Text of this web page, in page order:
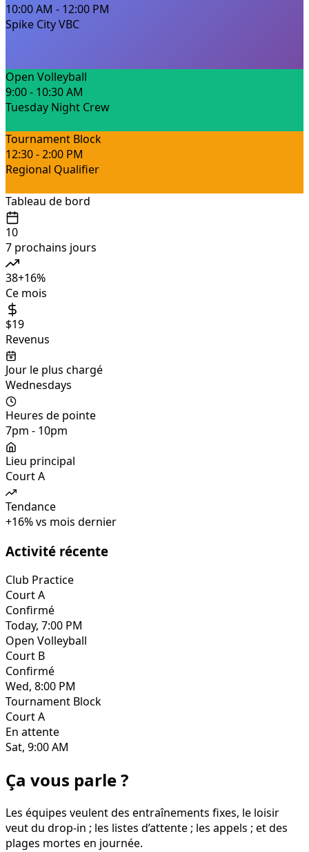
10:00 AM - 12:00 PM
Spike City VBC
Open Volleyball
9:00 - 10:30 AM
Tuesday Night Crew
Tournament Block
12:30 - 2:00 PM
Regional Qualifier
Tableau de bord
10
7 prochains jours
38+16%
Ce mois
$19
Revenus
Jour le plus chargé
Wednesdays
Heures de pointe
7pm - 10pm
Lieu principal
Court A
Tendance
+16%vs mois dernier
Activité récente
Club Practice
Court A
Confirmé
Today, 7:00 PM
Open Volleyball
Court B
Confirmé
Wed, 8:00 PM
Tournament Block
Court A
En attente
Sat, 9:00 AM
Ça vous parle ?
Les équipes veulent des entraînements fixes, le loisir
veut du drop-in ; les listes d’attente ; les appels ; et des
plages mortes en journée.